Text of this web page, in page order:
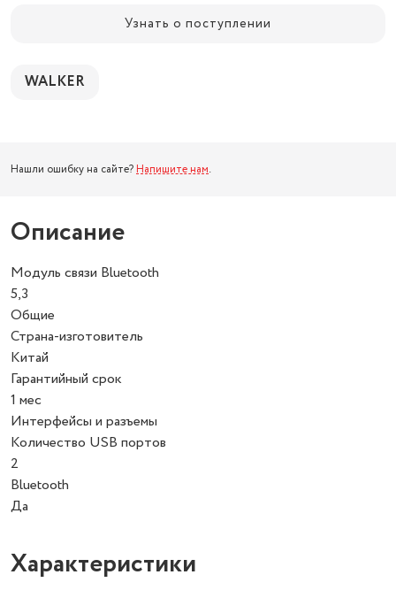
Узнать о поступлении
WALKER
Нашли ошибку на сайте? Напишите нам.
Описание
Модуль связи Bluetooth
5,3
Общие
Страна-изготовитель
Китай
Гарантийный срок
1 мес
Интерфейсы и разъемы
Количество USB портов
2
Bluetooth
Да
Характеристики